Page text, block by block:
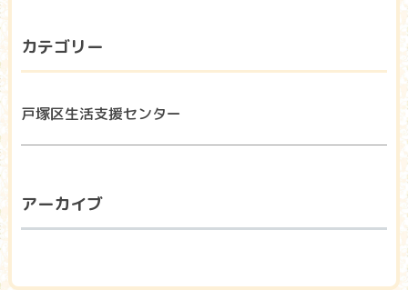
カテゴリー
戸塚区生活支援センター
アーカイブ